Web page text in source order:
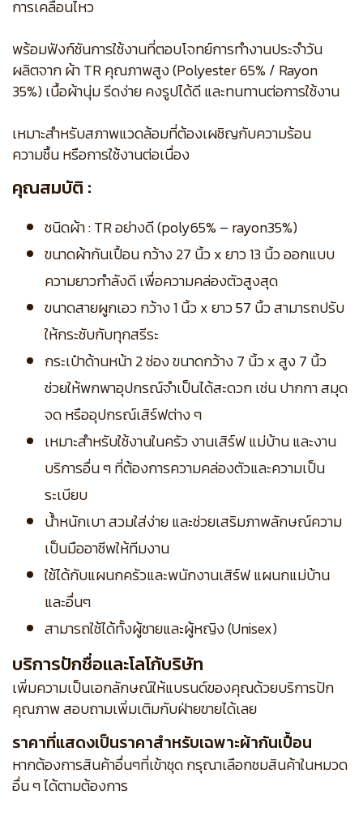
การเคลื่อนไหว
พร้อมฟังก์ชันการใช้งานที่ตอบโจทย์การทำงานประจำวัน
ผลิตจาก ผ้า TR คุณภาพสูง (Polyester 65% / Rayon
35%) เนื้อผ้านุ่ม รีดง่าย คงรูปได้ดี และทนทานต่อการใช้งาน
เหมาะสำหรับสภาพแวดล้อมที่ต้องเผชิญกับความร้อน
ความชื้น หรือการใช้งานต่อเนื่อง
คุณสมบัติ :
ชนิดผ้า : TR อย่างดี (poly65% – rayon35%)
ขนาดผ้ากันเปื้อน กว้าง 27 นิ้ว x ยาว 13 นิ้ว ออกแบบ
ความยาวกำลังดี เพื่อความคล่องตัวสูงสุด
ขนาดสายผูกเอว กว้าง 1 นิ้ว x ยาว 57 นิ้ว สามารถปรับ
ให้กระชับกับทุกสรีระ
กระเป๋าด้านหน้า 2 ช่อง ขนาดกว้าง 7 นิ้ว x สูง 7 นิ้ว
ช่วยให้พกพาอุปกรณ์จำเป็นได้สะดวก เช่น ปากกา สมุด
จด หรืออุปกรณ์เสิร์ฟต่าง ๆ
เหมาะสำหรับใช้งานในครัว งานเสิร์ฟ แม่บ้าน และงาน
บริการอื่น ๆ ที่ต้องการความคล่องตัวและความเป็น
ระเบียบ
น้ำหนักเบา สวมใส่ง่าย และช่วยเสริมภาพลักษณ์ความ
เป็นมืออาชีพให้ทีมงาน
ใช้ได้กับแผนกครัวและพนักงานเสิร์ฟ แผนกแม่บ้าน
และอื่นๆ
สามารถใช้ได้ทั้งผู้ชายและผู้หญิง (Unisex)
บริการปักชื่อและโลโก้บริษัท
เพิ่มความเป็นเอกลักษณ์ให้แบรนด์ของคุณด้วยบริการปัก
คุณภาพ สอบถามเพิ่มเติมกับฝ่ายขายได้เลย
ราคาที่แสดงเป็นราคาสำหรับเฉพาะผ้ากันเปื้อน
หากต้องการสินค้าอื่นๆที่เข้าชุด กรุณาเลือกชมสินค้าในหมวด
อื่น ๆ ได้ตามต้องการ